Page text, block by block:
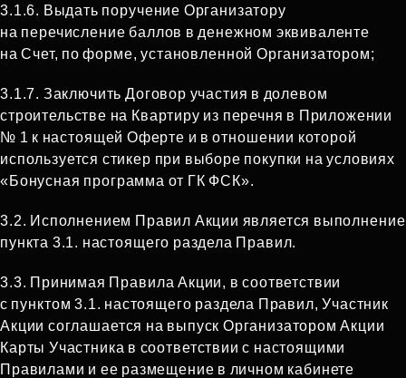
3.1.6. Выдать поручение Организатору
на перечисление баллов в денежном эквиваленте
на Счет, по форме, установленной Организатором;
3.1.7. Заключить Договор участия в долевом
строительстве на Квартиру из перечня в Приложении
№ 1 к настоящей Оферте и в отношении которой
используется стикер при выборе покупки на условиях
«Бонусная программа от ГК ФСК».
3.2. Исполнением Правил Акции является выполнение
пункта 3.1. настоящего раздела Правил.
3.3. Принимая Правила Акции, в соответствии
с пунктом 3.1. настоящего раздела Правил, Участник
Акции соглашается на выпуск Организатором Акции
Карты Участника в соответствии с настоящими
Правилами и ее размещение в личном кабинете